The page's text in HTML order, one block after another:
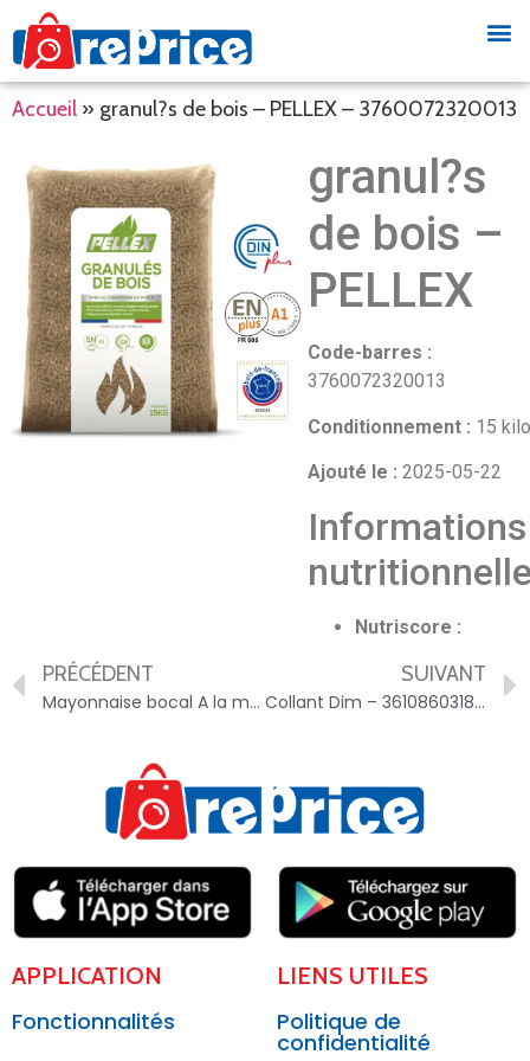
Accueil » granul?s de bois – PELLEX – 3760072320013
granul?s
de bois –
PELLEX
Code-barres :
3760072320013
Conditionnement : 15
Ajouté le : 2025-05-22
Informations
Nutriscore :
PRÉCÉDENT
Mayonnaise bocal A la moutarde de Dijon – 3564700633656
SUIVANT
Collant Dim – 3610860318053
APPLICATION
Fonctionnalités
LIENS UTILES
Politique de
confidentialité